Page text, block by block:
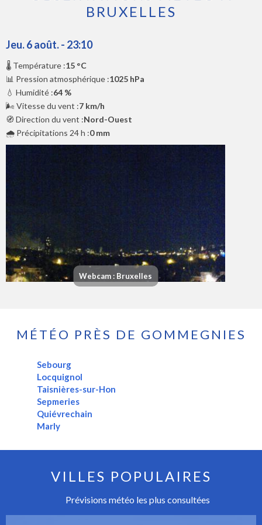
BRUXELLES
Jeu. 6 août. - 23:10
🌡️ Température :15 °C
📊 Pression atmosphérique :1025 hPa
💧 Humidité :64 %
🌬️ Vitesse du vent :7 km/h
🧭 Direction du vent :Nord-Ouest
🌧️ Précipitations 24 h :0 mm
Webcam : Bruxelles
MÉTÉO PRÈS DE GOMMEGNIES
Sebourg
Locquignol
Taisnières-sur-Hon
Sepmeries
Quiévrechain
Marly
VILLES POPULAIRES
Prévisions météo les plus consultées